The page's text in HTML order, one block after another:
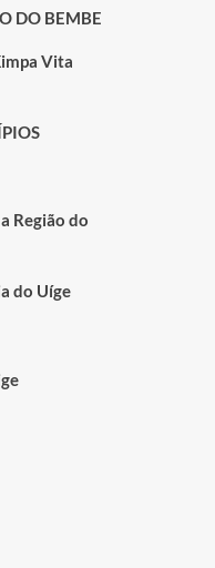
DO BEMBE
Vita
Região do
do Uíge